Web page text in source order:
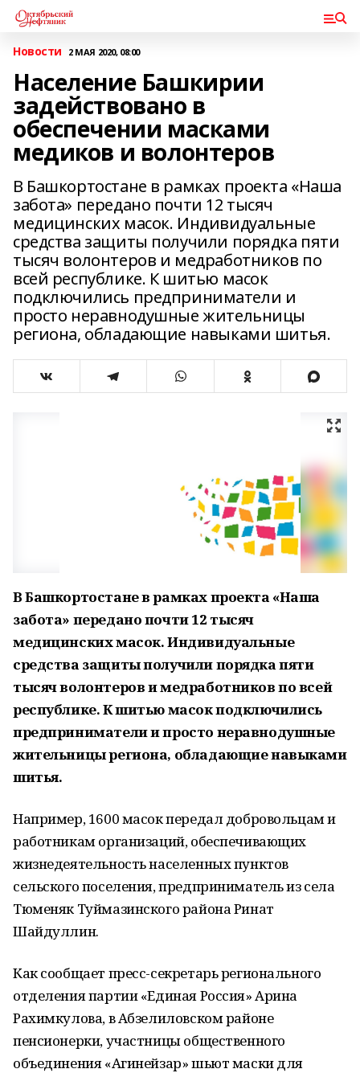
Новости 2 МАЯ 2020, 08:00
Население Башкирии
задействовано в
обеспечении масками
медиков и волонтеров
В Башкортостане в рамках проекта «Наша
забота» передано почти 12 тысяч
медицинских масок. Индивидуальные
средства защиты получили порядка пяти
тысяч волонтеров и медработников по
всей республике. К шитью масок
подключились предприниматели и
просто неравнодушные жительницы
региона, обладающие навыками шитья.
В Башкортостане в рамках проекта «Наша
забота» передано почти 12 тысяч
медицинских масок. Индивидуальные
средства защиты получили порядка пяти
тысяч волонтеров и медработников по всей
республике. К шитью масок подключились
предприниматели и просто неравнодушные
жительницы региона, обладающие навыками
шитья.
Например, 1600 масок передал добровольцам и
работникам организаций, обеспечивающих
жизнедеятельность населенных пунктов
сельского поселения, предприниматель из села
Тюменяк Туймазинского района Ринат
Шайдуллин.
Как сообщает пресс-секретарь регионального
отделения партии «Единая Россия» Арина
Рахимкулова, в Абзелиловском районе
пенсионерки, участницы общественного
объединения «Агинейзар» шьют маски для